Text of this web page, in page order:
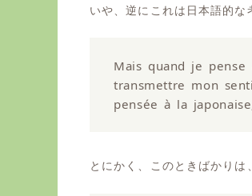
いや、逆にこれは日本語的な
Mais quand je
transmettre mon
pensée à la
とにかく、このときばかりは